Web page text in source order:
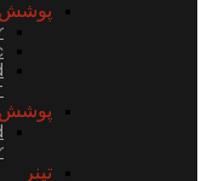
پوشش
پوشش
تینر